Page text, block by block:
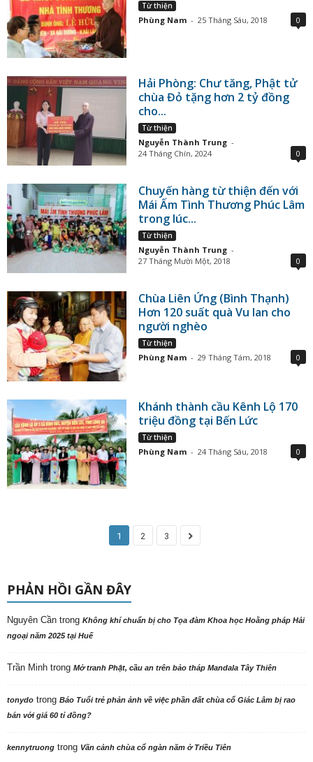
Từ thiện
Phùng Nam - 25 Tháng Sáu, 2018 0
Hải Phòng: Chư tăng, Phật tử
chùa Đỏ tặng hơn 2 tỷ đồng
cho...
Từ thiện
Nguyễn Thành Trung -
24 Tháng Chín, 2024
0
Chuyến hàng từ thiện đến với
Mái Ấm Tình Thương Phúc Lâm
trong lúc...
Từ thiện
Nguyễn Thành Trung -
27 Tháng Mười Một, 2018
0
Chùa Liên Ứng (Bình Thạnh)
Hơn 120 suất quà Vu lan cho
người nghèo
Từ thiện
Phùng Nam - 29 Tháng Tám, 2018 0
Khánh thành cầu Kênh Lộ 170
triệu đồng tại Bến Lức
Từ thiện
Phùng Nam - 24 Tháng Sáu, 2018 0
1 2 3
PHẢN HỒI GẦN ĐÂY
Nguyên Cần trong Không khí chuẩn bị cho Tọa đàm Khoa học Hoằng pháp Hải
ngoại năm 2025 tại Huế
Trần Minh trong Mở tranh Phật, cầu an trên bảo tháp Mandala Tây Thiên
tonydo trong Báo Tuổi trẻ phản ảnh về việc phần đất chùa cổ Giác Lâm bị rao
bán với giá 60 tỉ đồng?
kennytruong trong Vãn cảnh chùa cổ ngàn năm ở Triều Tiên